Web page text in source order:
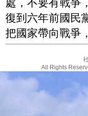
處，不要有戰爭
復到六年前國民
把國家帶向戰爭
All Rights